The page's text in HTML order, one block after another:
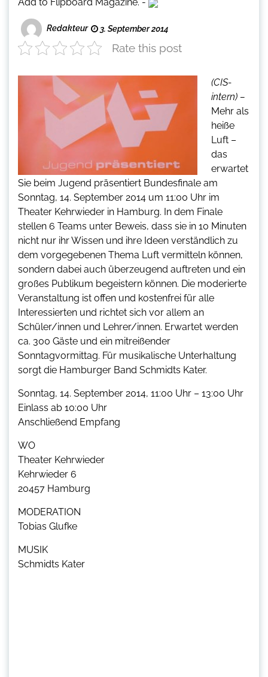
Redakteur 3. September 2014
Rate this post
(CIS-
intern) –
Mehr als
heiße
Luft –
das
erwartet
Sie beim Jugend präsentiert Bundesfinale am
Sonntag, 14. September 2014 um 11:00 Uhr im
Theater Kehrwieder in Hamburg. In dem Finale
stellen 6 Teams unter Beweis, dass sie in 10 Minuten
nicht nur ihr Wissen und ihre Ideen verständlich zu
dem vorgegebenen Thema Luft vermitteln können,
sondern dabei auch überzeugend auftreten und ein
großes Publikum begeistern können. Die moderierte
Veranstaltung ist offen und kostenfrei für alle
Interessierten und richtet sich vor allem an
Schüler/innen und Lehrer/innen. Erwartet werden
ca. 300 Gäste und ein mitreißender
Sonntagvormittag. Für musikalische Unterhaltung
sorgt die Hamburger Band Schmidts Kater.
Sonntag, 14. September 2014, 11:00 Uhr – 13:00 Uhr
Einlass ab 10:00 Uhr
Anschließend Empfang
WO
Theater Kehrwieder
Kehrwieder 6
20457 Hamburg
MODERATION
Tobias Glufke
MUSIK
Schmidts Kater